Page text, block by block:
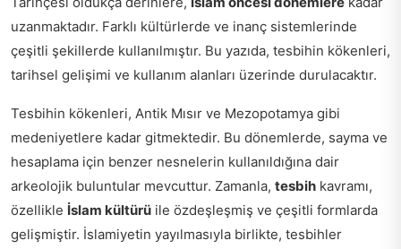
uzanmaktadır. Farklı kültürlerde ve inanç sistemlerinde
çeşitli şekillerde kullanılmıştır. Bu yazıda, tesbihin kökenleri,
tarihsel gelişimi ve kullanım alanları üzerinde durulacaktır.
Tesbihin kökenleri, Antik Mısır ve Mezopotamya gibi
medeniyetlere kadar gitmektedir. Bu dönemlerde, sayma ve
hesaplama için benzer nesnelerin kullanıldığına dair
arkeolojik buluntular mevcuttur. Zamanla, tesbih kavramı,
özellikle İslam kültürü ile özdeşleşmiş ve çeşitli formlarda
gelişmiştir. İslamiyetin yayılmasıyla birlikte, tesbihler